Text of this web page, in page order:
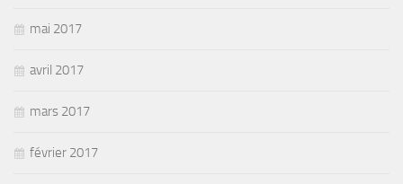
mai 2017
avril 2017
mars 2017
février 2017